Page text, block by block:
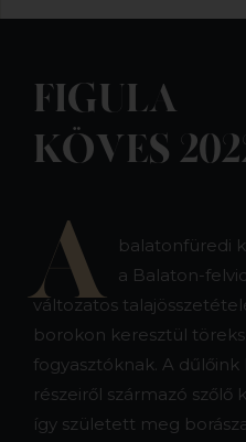
FIGULA
KÖVES
A
balatonfüredi
a Balaton-
változatos
borokon keresztül
fogyasztóknak. A
részeiről származó szőlő
így született meg